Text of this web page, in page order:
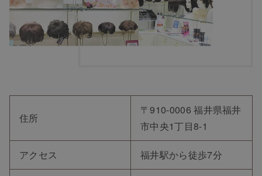
住所
〒910-0006 福井県福井
市中央1丁目8-1
アクセス 福井駅から徒歩7分